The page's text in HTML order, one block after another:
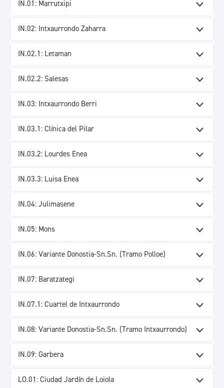
IN.01: Marrutxipi
IN.02: Intxaurrondo Zaharra
IN.02.1: Letaman
IN.02.2: Salesas
IN.03: Intxaurrondo Berri
IN.03.1: Clínica del Pilar
IN.03.2: Lourdes Enea
IN.03.3: Luisa Enea
IN.04: Julimasene
IN.05: Mons
IN.06: Variante Donostia-Sn.Sn. (Tramo Polloe)
IN.07: Baratzategi
IN.07.1: Cuartel de Intxaurrondo
IN.08: Variante Donostia-Sn.Sn. (Tramo Intxaurrondo)
IN.09: Garbera
LO.01: Ciudad Jardín de Loiola